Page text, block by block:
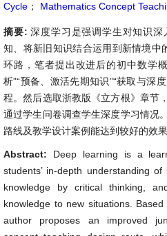
Cycle ； Mathematics Concept
摘要:深度学习是强调学生对知识
知、将新旧知识结合运用到新情境中
环路，笔者提出改进后的初中数学
析”“预备、激活先期知识”“获取与深
程。然后选取浙教版《立方根》章节
通过学生问卷调查学生深度学习情况
路线及教学设计案例能达到较好的效果
Abstract: Deep learning is a
students’ in-depth understanding
knowledge by critical thinking,
knowledge to new situations.
author proposes an improved